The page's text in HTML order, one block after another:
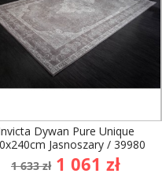
Dywan Pure Unique
Jasnoszary / 39980
Cena
podstawowa
1 633 zł Cena
1 061 zł